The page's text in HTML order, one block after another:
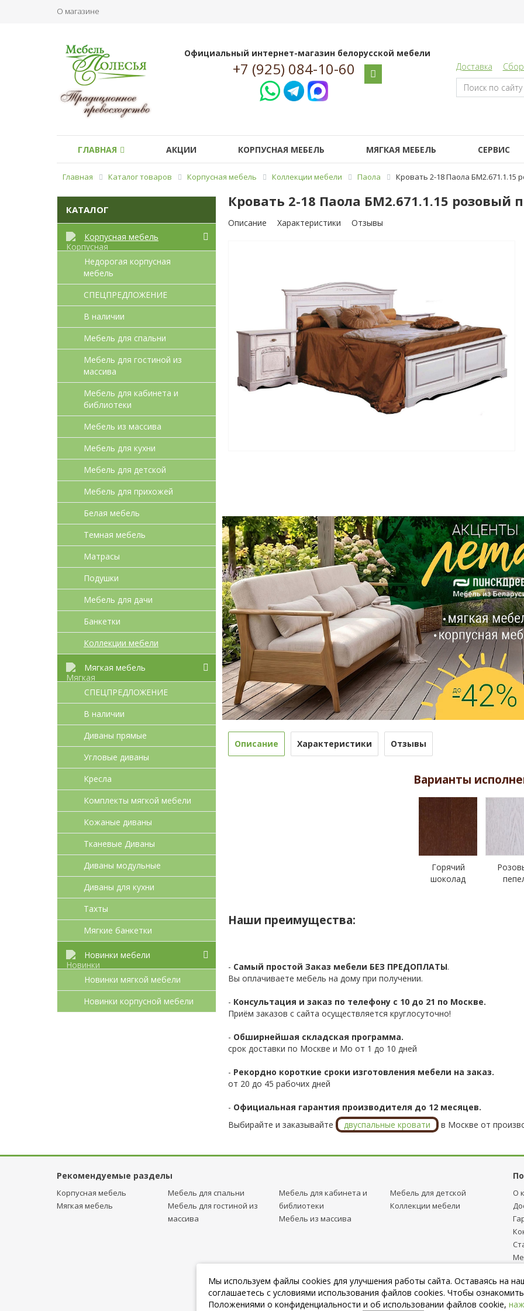
О магазине
Официальный интернет-магазин белорусской мебели
+7 (925) 084-10-60 Доставка
ГЛАВНАЯ АКЦИИ КОРПУСНАЯ МЕБЕЛЬ МЯГКАЯ МЕБЕЛЬ СЕРВИС
Главная Каталог товаров Корпусная мебель Коллекции мебели Паола Кровать 2-18 Паола БМ2.671.1.15
КАТАЛОГ
Корпусная мебель
Недорогая корпусная
мебель
СПЕЦПРЕДЛОЖЕНИЕ
В наличии
Мебель для спальни
Мебель для гостиной из
массива
Мебель для кабинета и
библиотеки
Мебель из массива
Мебель для кухни
Мебель для детcкой
Мебель для прихожей
Белая мебель
Темная мебель
Матрасы
Подушки
Мебель для дачи
Банкетки
Коллекции мебели
Мягкая мебель
СПЕЦПРЕДЛОЖЕНИЕ
В наличии
Диваны прямые
Угловые диваны
Кресла
Комплекты мягкой мебели
Кожаные диваны
Тканевые Диваны
Диваны модульные
Диваны для кухни
Тахты
Мягкие банкетки
Новинки мебели
Новинки мягкой мебели
Новинки корпусной мебели
Кровать 2-18 Паола БМ2.671.1.15 розовый
Описание Характеристики Отзывы
Описание Характеристики Отзывы
Варианты
Горячий
шоколад
Наши преимущества:
- Самый простой Заказ мебели БЕЗ ПРЕДОПЛАТЫ.
Вы оплачиваете мебель на дому при получении.
- Консультация и заказ по телефону с 10 до 21 по Москве.
Приём заказов с сайта осуществляется круглосуточно!
- Обширнейшая складская программа.
срок доставки по Москве и Мо от 1 до 10 дней
- Рекордно короткие сроки изготовления мебели на заказ.
от 20 до 45 рабочих дней
- Официальная гарантия производителя до 12 месяцев.
Выбирайте и заказывайте
двуспальные кровати в Москве от
Рекомендуемые разделы
Корпусная мебель
Мягкая мебель
Мебель для спальни
Мебель для гостиной из
массива
Мебель для кабинета и
библиотеки
Мебель из массива
Мебель для детcкой
Коллекции мебели
О
Мы используем файлы cookies для улучшения работы сайта. Оставаясь на
соглашаетесь с условиями использования файлов cookies. Чтобы
Положениями о конфиденциальности и об использовании файлов cookie,